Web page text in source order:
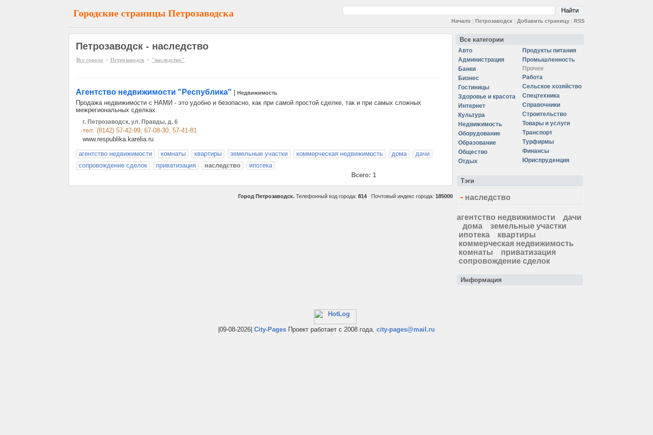
Городские страницы Петрозаводска
Начало | Петрозаводск | Добавить страницу | RSS
Петрозаводск - наследство
Все города » Петрозаводск » "наследство"
Агентство недвижимости "Республика" Недвижимость
Продажа недвижимости с НАМИ - это удобно и безопасно, как при самой простой сделке, так и при самых сложных
межрегиональных сделках.
г. Петрозаводск, ул. Правды, д. 6
тел: (8142) 57-42-99, 67-08-30, 57-41-81
www.respublika.karelia.ru
агентство недвижимости
комнаты квартиры земельные участки коммерческая недвижимость дома
дачи
сопровождение сделок
приватизация наследство
ипотека
Всего: 1
Город Петрозаводск. Телефонный код города: 814 Почтовый индекс города: 185000
Все категории
Авто
Администрация
Банки
Бизнес
Гостиницы
Здоровье и красота
Интернет
Культура
Недвижимость
Оборудование
Образование
Общество
Отдых
Продукты питания
Промышленность
Прочее
Работа
Сельское хозяйство
Спецтехника
Справочники
Строительство
Товары и услуги
Транспорт
Турфирмы
Финансы
Юриспруденция
Тэги
- наследство
агентство недвижимости
дачи
дома
земельные участки
ипотека
квартиры
коммерческая недвижимость
комнаты
приватизация
сопровождение сделок
Информация
|09-08-2026| City-Pages Проект работает с 2008 года. city-pages@mail.ru